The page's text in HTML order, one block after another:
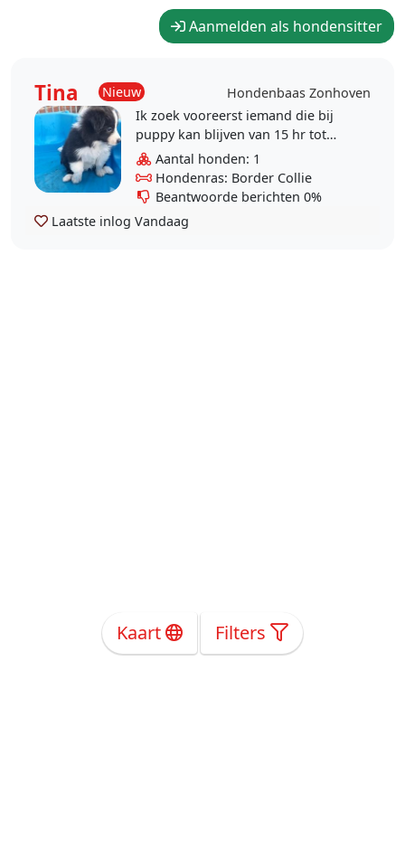
Aanmelden als hondensitter
Tina Nieuw
Hondenbaas Zonhoven
Ik zoek vooreerst iemand die bij
puppy kan blijven van 15 hr tot
ongeveer 22:30 hr op 28 en 29
augustus
Aantal honden: 1
Hondenras: Border Collie
Beantwoorde berichten 0%
Laatste inlog Vandaag
Kaart Filters